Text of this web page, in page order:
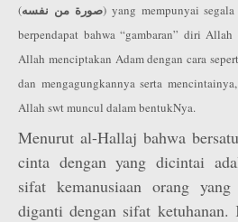
(صورة من نفسه) yang mempunyai
berpendapat bahwa “gambaran” diri
Allah menciptakan Adam dengan cara
dan mengagungkannya serta
Allah swt muncul dalam bentukNya.
Menurut al-Hallaj bahwa
cinta dengan yang dicintai
sifat kemanusiaan orang
diganti dengan sifat